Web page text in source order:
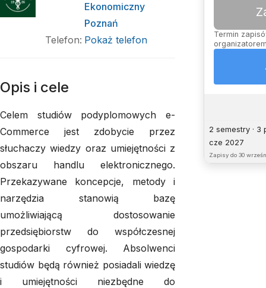
Termin
2 semestry ·
cze 2027
Zapisy do 30
Ekonomiczny
Poznań
Telefon: Pokaż telefon
Opis i cele
Celem studiów podyplomowych e-
Commerce jest zdobycie przez
słuchaczy wiedzy oraz umiejętności z
obszaru handlu elektronicznego.
Przekazywane koncepcje, metody i
narzędzia stanowią bazę
umożliwiającą dostosowanie
przedsiębiorstw do współczesnej
gospodarki cyfrowej. Absolwenci
studiów będą również posiadali wiedzę
i umiejętności niezbędne do